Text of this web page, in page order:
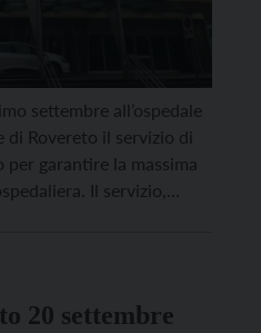
settembre all’ospedale
Rovereto il servizio di
per garantire la massima
Il servizio,
20 settembre